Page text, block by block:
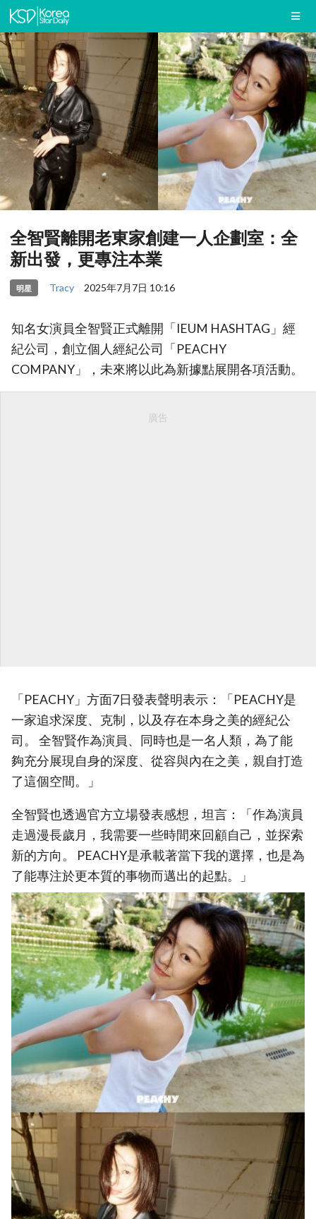
全智賢離開老東家創建一人企劃室：全
新出發，更專注本業
明星 Tracy 2025年7月7日 10:16
知名女演員全智賢正式離開「IEUM HASHTAG」經
紀公司，創立個人經紀公司「PEACHY
COMPANY」，未來將以此為新據點展開各項活動。
廣告
「PEACHY」方面7日發表聲明表示：「PEACHY是
一家追求深度、克制，以及存在本身之美的經紀公
司。 全智賢作為演員、同時也是一名人類，為了能
夠充分展現自身的深度、從容與內在之美，親自打造
了這個空間。」
全智賢也透過官方立場發表感想，坦言：「作為演員
走過漫長歲月，我需要一些時間來回顧自己，並探索
新的方向。 PEACHY是承載著當下我的選擇，也是為
了能專注於更本質的事物而邁出的起點。」